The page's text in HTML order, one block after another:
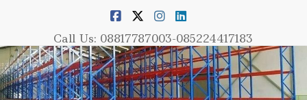
Call Us: 08817787003-085224417183